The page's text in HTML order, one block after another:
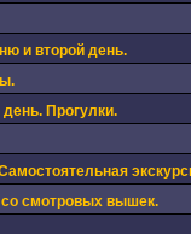
и второй день.
Прогулки.
смотровых вышек.